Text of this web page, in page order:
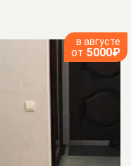
в августе
от 5000₽